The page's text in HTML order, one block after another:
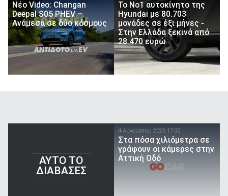
Νέο Video: Changan
Deepal S05 PHEV –
Ανάμεσα σε δύο κόσμους
Το Νο1 αυτοκίνητο της
Hyundai με 80.703
μονάδες σε έξι μήνες -
Στην Ελλάδα ξεκινά από
28.470 ευρώ
AYTO TO
ΔΙΑΒΑΣΕΣ
4 Αυγούστου 2026 17:00
Στα πόσα χιλιόμετρα σε
γράφουν οι κάμερες στην
Αττική Οδό